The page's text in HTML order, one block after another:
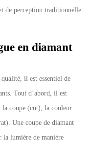
de perception traditionnelle
en diamant
il est essentiel de
Tout d’abord, il est
la coupe (cut), la couleur
Une coupe de diamant
la lumière de manière